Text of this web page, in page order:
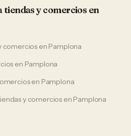
tiendas y comercios en
comercios en Pamplona
en Pamplona
en Pamplona
y comercios en Pamplona